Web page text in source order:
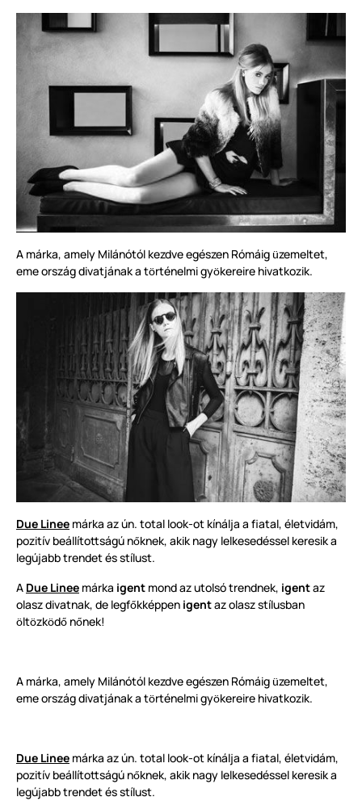
A márka, amely Milánótól kezdve egészen Rómáig üzemeltet,
eme ország divatjának a történelmi gyökereire hivatkozik.
Due Linee márka az ún. total look-ot kínálja a fiatal, életvidám,
pozitív beállítottságú nőknek, akik nagy lelkesedéssel keresik a
legújabb trendet és stílust.
A Due Linee márka igent mond az utolsó trendnek, igentaz
olasz divatnak, de legfőkképpen igentaz olasz stílusban
öltözködő nőnek!
A márka, amely Milánótól kezdve egészen Rómáig üzemeltet,
eme ország divatjának a történelmi gyökereire hivatkozik.
Due Linee márka az ún. total look-ot kínálja a fiatal, életvidám,
pozitív beállítottságú nőknek, akik nagy lelkesedéssel keresik a
legújabb trendet és stílust.